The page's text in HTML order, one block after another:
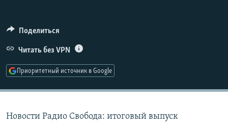
ПОДПИШИТЕСЬ НА РАССЫЛКУ
СОЦИАЛЬНЫЕ СЕТИ
Поделиться
Читать без VPN
Приоритетный источник в Google
Новости Радио Свобода: итоговый выпуск